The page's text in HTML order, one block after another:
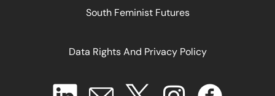
South Feminist Futures
Data Rights And Privacy Policy